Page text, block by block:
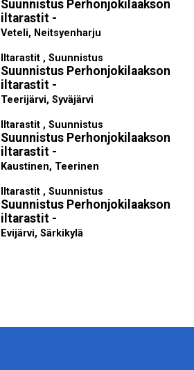
Suunnistus Perhonjokilaakson
iltarastit -
Veteli, Neitsyenharju
Iltarastit , Suunnistus
Suunnistus Perhonjokilaakson
iltarastit -
Teerijärvi, Syväjärvi
Iltarastit , Suunnistus
Suunnistus Perhonjokilaakson
iltarastit -
Kaustinen, Teerinen
Iltarastit , Suunnistus
Suunnistus Perhonjokilaakson
iltarastit -
Evijärvi, Särkikylä